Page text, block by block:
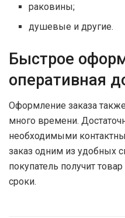
раковины;
душевые и другие.
Быстрое
оперативная
Оформление заказа
много времени.
необходимыми
заказ одним из удобных
покупатель получит
сроки.